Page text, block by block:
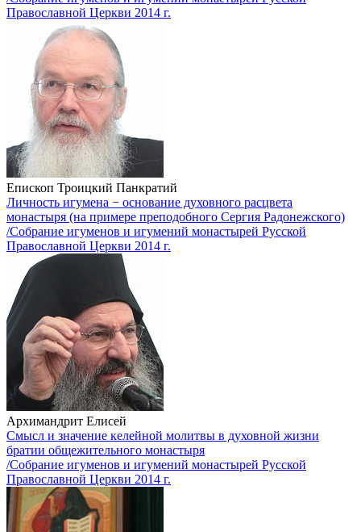
Православной Церкви 2014 г.
Епископ Троицкий Панкратий
Личность игумена − основание духовного расцвета
монастыря (на примере преподобного Сергия Радонежского)
/Собрание игуменов и игумений монастырей Русской
Православной Церкви 2014 г.
Архимандрит Елисей
Смысл и значение келейной молитвы в духовной жизни
братии общежительного монастыря
/Собрание игуменов и игумений монастырей Русской
Православной Церкви 2014 г.